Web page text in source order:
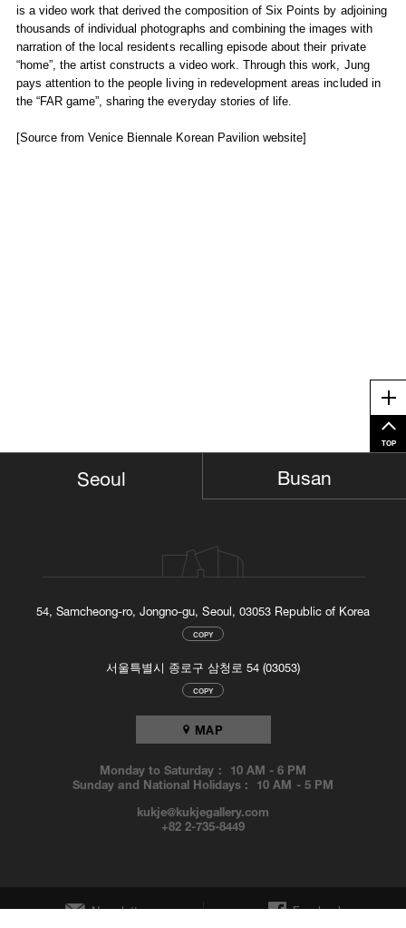
is a video work that derived the composition of Six Points by adjoining
thousands of individual photographs and combining the images with
narration of the local residents recalling episode about their private
“home”, the artist constructs a video work. Through this work, Jung
pays attention to the people living in redevelopment areas included in
the “FAR game”, sharing the everyday stories of life.
[Source from Venice Biennale Korean Pavilion website]
TOP
Seoul
54, Samcheong-ro, Jongno-gu, Seoul, 03053 Republic of Korea
COPY
서울특별시 종로구 삼청로 54 (03053)
COPY
MAP
Monday to Saturday : 10 AM -6 PM
Sunday and National Holidays : 10 AM -5 PM
kukje@kukjegallery.com
+82 2-735-8449
Busan
Newsletter Facebook